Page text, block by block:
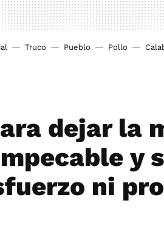
Truco Pueblo Pollo
dejar la
y
ni